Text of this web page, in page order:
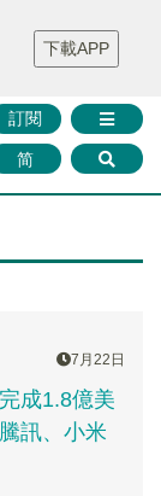
華證券 媒體矩陣
庫沙龍
聯絡我們
訂閱
简
下載APP
7月22日
成1.8億美
訊、小米